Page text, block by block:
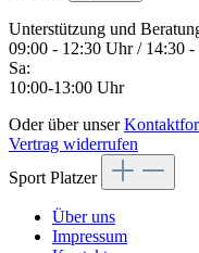
Unterstützung und
09:00 - 12:30 Uhr / 14:30
Sa:
10:00-13:00 Uhr
Oder über unser
Vertrag widerrufen
Sport Platzer
Über uns
Impressum